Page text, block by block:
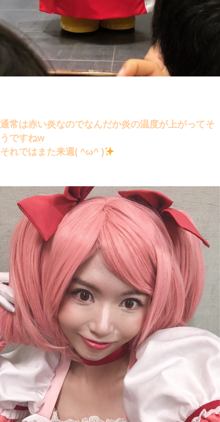
通常は赤い炎なのでなんだか炎の温度が上がってそ
うですねw
それではまた来週( ^ω^ )